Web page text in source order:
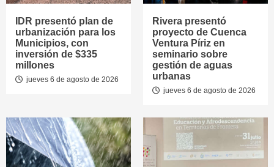
IDR presentó plan de
urbanización para los
Municipios, con
inversión de $335
millones
jueves 6 de agosto de 2026
Rivera presentó
proyecto de Cuenca
Ventura Píriz en
seminario sobre
gestión de aguas
urbanas
jueves 6 de agosto de 2026